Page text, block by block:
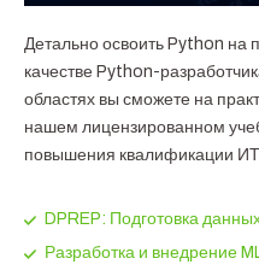
Детально освоить Python на
качестве Python-
областях вы сможете на
нашем лицензированном
повышения квалификации
DPREP: Подготовка
Разработка и внедрение